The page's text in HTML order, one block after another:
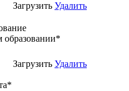
Загрузить Удалить
*
Загрузить Удалить
*